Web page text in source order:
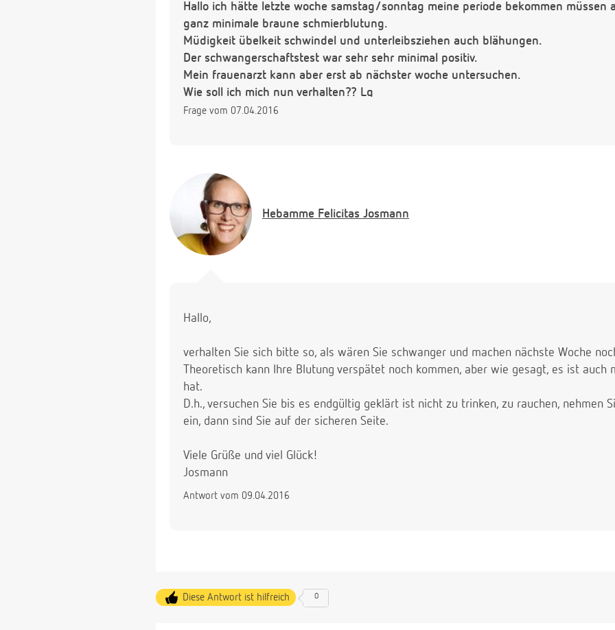
Hallo ich hätte letzte woche samstag/sonntag meine periode bekommen müssen
ganz minimale braune schmierblutung.
Müdigkeit übelkeit schwindel und unterleibsziehen auch blähungen.
Der schwangerschaftstest war sehr sehr minimal positiv.
Mein frauenarzt kann aber erst ab nächster woche untersuchen.
Wie soll ich mich nun verhalten?? Lg
Frage vom 07.04.2016
Hebamme Felicitas Josmann
Hallo,
verhalten Sie sich bitte so, als wären Sie schwanger und machen nächste Woche
Theoretisch kann Ihre Blutung verspätet noch kommen, aber wie gesagt, es ist auch
hat.
D.h., versuchen Sie bis es endgültig geklärt ist nicht zu trinken, zu rauchen, nehmen
ein, dann sind Sie auf der sicheren Seite.
Viele Grüße und viel Glück!
Josmann
Antwort vom 09.04.2016
Diese Antwort ist hilfreich 0